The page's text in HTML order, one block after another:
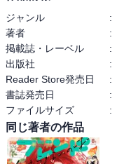
ジャンル :
著者
:
掲載誌・レーベル
:
出版社
:
Reader Store発売日
:
書誌発売日
:
ファイルサイズ
:
同じ著者の作品